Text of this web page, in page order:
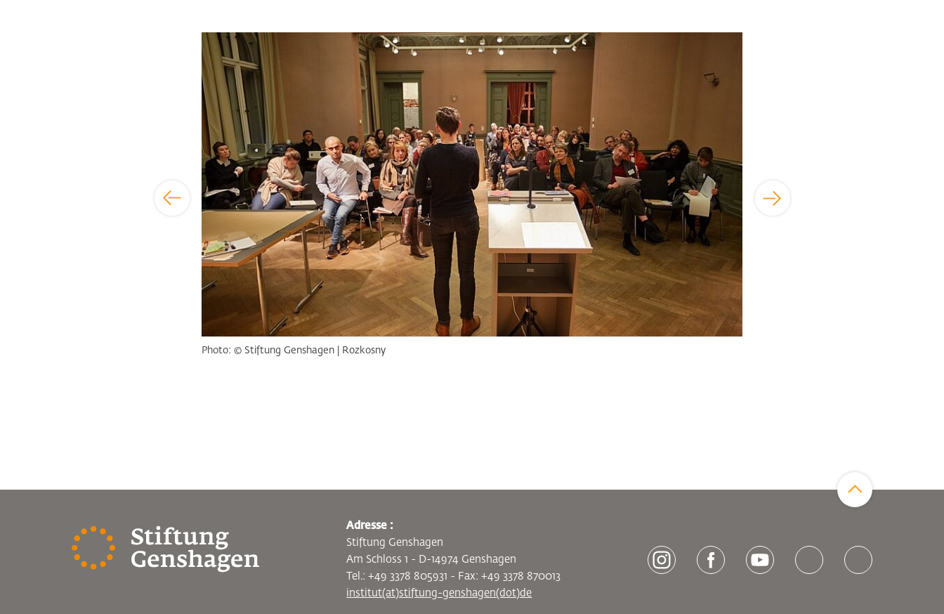
Bildergalerie überspringen
Photo: © Stiftung Genshagen | Rozkosny
[socialLinksTitle]
Adresse :
Stiftung Genshagen
Am Schloss 1 - D-14974 Genshagen
Tel.: +49 3378 805931 - Fax: +49 3378 870013
institut(at)stiftung-genshagen(dot)de